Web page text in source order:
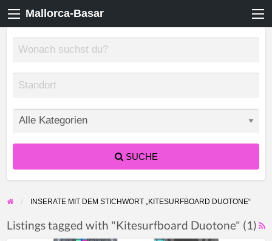
Mallorca-Basar
SUCHE
INSERATE MIT DEM STICHWORT „KITESURFBOARD DUOTONE“
Listings tagged with "Kitesurfboard Duotone" (1)